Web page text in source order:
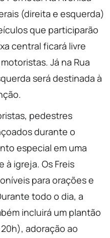
(direita e esquerda)
que participarão
central ficará livre
Já na Rua
será destinada à
pedestres
durante o
especial em uma
à igreja. Os Freis
para orações e
todo o dia, a
incluirá um plantão
adoração ao